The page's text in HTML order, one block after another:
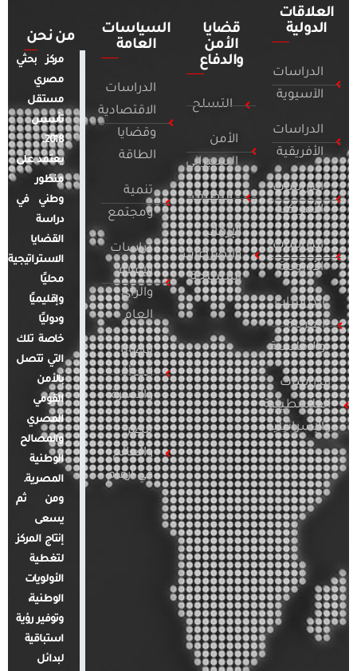
العلاقات
الدولية
الدراسات
الآسيوية
الدراسات
الأفريقية
الدراسات
الأمريكية
الدراسات
الأوروبية
الدراسات
العربية
والإقليمية
الدراسات
الفلسطينية
والإسرائيلية
قضايا
الأمن
والدفاع
التسلح
الأمن
السيبراني
التطرف
الإرهاب
والصراعات
المسلحة
السياسات
العامة
الدراسات
الاقتصادية
وقضايا
الطاقة
تنمية
ومجتمع
دراسات
الإعلام
والرأي
العام
قضايا
المرأة
والأسرة
مصر
والعالم
في أرقام
من نحن
مركز بحثي
مصري
مستقل
تأسس
2018.
يعتمد على
منظور
وطني في
دراسة
القضايا
الاستراتيجية
محليًا
وإقليميًا
ودوليًا
خاصة تلك
التي تتصل
بالأمن
القومي
المصري
والمصالح
الوطنية
المصرية.
ومن ثم
يسعى
إنتاج المركز
لتغطية
الأولويات
الوطنية،
وتوفير رؤية
استباقية
لبدائل